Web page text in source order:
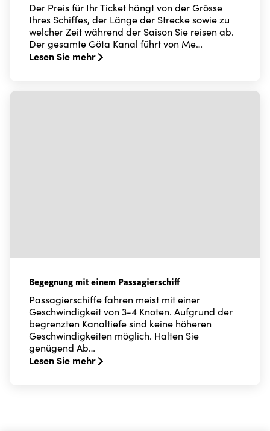
Der Preis für Ihr Ticket hängt von der Grösse
Ihres Schiffes, der Länge der Strecke sowie zu
welcher Zeit während der Saison Sie reisen ab.
Der gesamte Göta Kanal führt von Me…
Lesen Sie mehr
Read more about Preis und Buchung
Begegnung mit einem Passagierschiff
Passagierschiffe fahren meist mit einer
Geschwindigkeit von 3-4 Knoten. Aufgrund der
begrenzten Kanaltiefe sind keine höheren
Geschwindigkeiten möglich. Halten Sie
genügend Ab…
Lesen Sie mehr
Read more about Begegnung mit einem